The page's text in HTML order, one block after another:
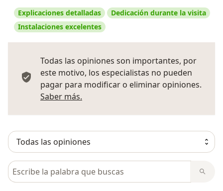
Explicaciones detalladas
Dedicación durante la visita
Instalaciones excelentes
Todas las opiniones son importantes, por
este motivo, los especialistas no pueden
pagar para modificar o eliminar opiniones.
Saber más.
Busca en opiniones